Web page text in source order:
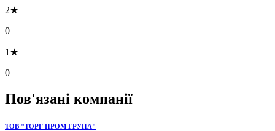
2★
0
1★
0
Пов'язані компанії
ТОВ "ТОРГ ПРОМ ГРУПА"